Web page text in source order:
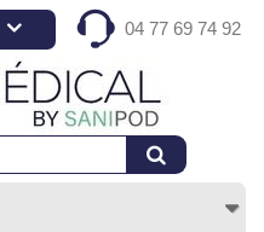
04 77 69 74 92